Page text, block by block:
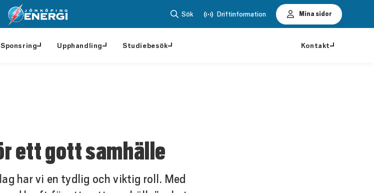
Sök Driftinformation Mina sidor
Sponsring Upphandling Studiebesök Kontakt
ett gott samhälle
har vi en tydlig och viktig roll. Med